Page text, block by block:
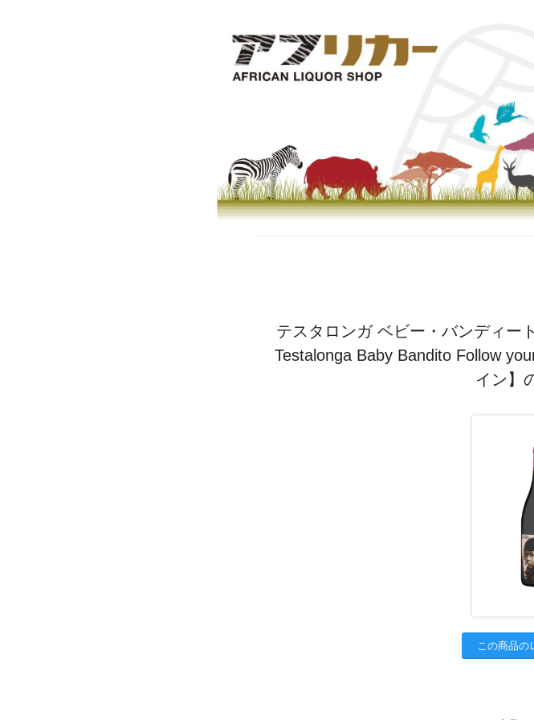
テスタロンガ ベビー・バンディー
Testalonga Baby Bandito Follow
イン】
この商品の